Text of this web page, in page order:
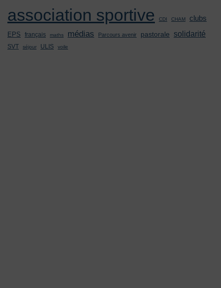
association sportive CDI CHAM clubs
EPS français maths médias Parcours avenir pastorale solidarité
SVT séjour ULIS voile